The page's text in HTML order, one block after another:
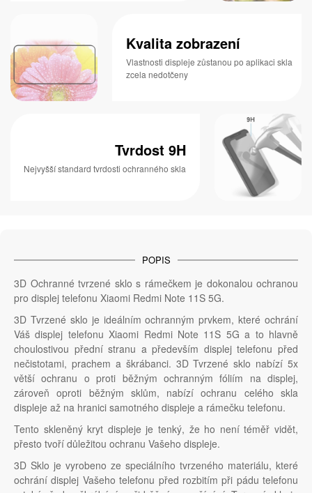
Kvalita zobrazení
Vlastnosti displeje zůstanou po aplikaci skla
zcela nedotčeny
Tvrdost 9H
Nejvyšší standard tvrdosti ochranného skla
POPIS
3D Ochranné tvrzené sklo s rámečkem je dokonalou ochranou
pro displej telefonu Xiaomi Redmi Note 11S 5G.
3D Tvrzené sklo je ideálním ochranným prvkem, které ochrání
Váš displej telefonu Xiaomi Redmi Note 11S 5G a to hlavně
choulostivou přední stranu a především displej telefonu před
nečistotami, prachem a škrábanci. 3D Tvrzené sklo nabízí 5x
větší ochranu o proti běžným ochranným fóliím na displej,
zároveň oproti běžným sklům, nabízí ochranu celého skla
displeje až na hranici samotného displeje a rámečku telefonu.
Tento skleněný kryt displeje je tenký, že ho není téměř vidět,
přesto tvoří důležitou ochranu Vašeho displeje.
3D Sklo je vyrobeno ze speciálního tvrzeného materiálu, které
ochrání displej Vašeho telefonu před rozbitím při pádu telefonu